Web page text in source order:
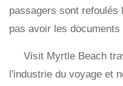
passagers sont refoulés
pas avoir les
Visit Myrtle Beach
l'industrie du voyage et